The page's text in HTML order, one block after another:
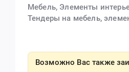
Мебель, Элементы
Тендеры на мебель,
Возможно Вас также